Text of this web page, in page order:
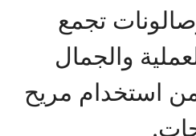
تجمع
والجمال
استخدام مريح